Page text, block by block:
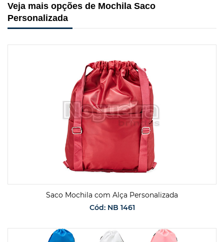
Veja mais opções de Mochila Saco
Personalizada
Saco Mochila com Alça Personalizada
Cód: NB 1461
SOLICITAR ORÇAMENTO